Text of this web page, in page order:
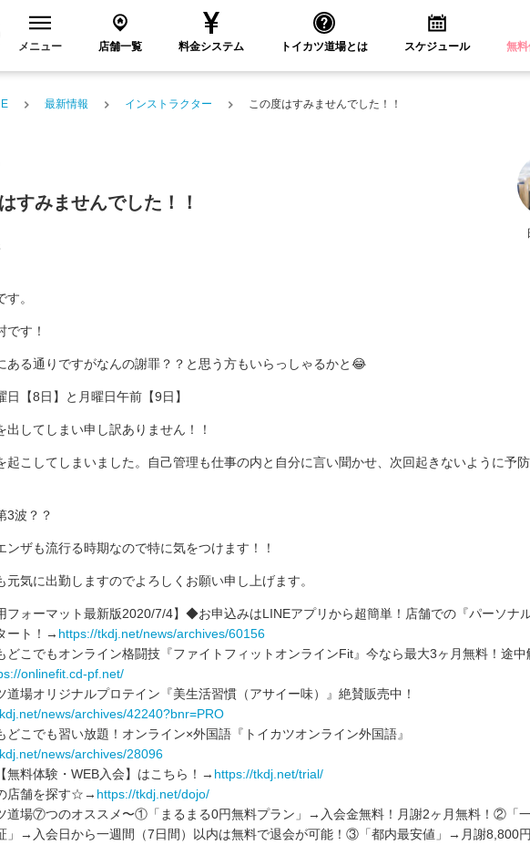
メニュー 店舗一覧 料金システム トイカツ道場とは スケジュール 無
最新情報 インストラクター この度はすみませんでした！！
すみませんでした！！
。
です！
ある通りですがなんの謝罪？？と思う方もいらっしゃるかと😂
日【8日】と月曜日午前【9日】
出してしまい申し訳ありません！！
起こしてしまいました。自己管理も仕事の内と自分に言い聞かせ、次回起きないように予防
3波？？
ンザも流行る時期なので特に気をつけます！！
元気に出勤しますのでよろしくお願い申し上げます。
フォーマット最新版2020/7/4】◆お申込みはLINEアプリから超簡単！店舗での『パーソナ
ート！→ https://tkdj.net/news/archives/60156
こでもオンライン格闘技‪『ファイトフィットオンラインFit』‬‪今なら‬最大3ヶ月無料！途中
onlinefit.cd-pf.net/
場オリジナルプロテイン『美生活習慣（アサイー味）』絶賛販売中！
news/archives/42240?bnr=PRO
こでも習い放題！オンライン×外国語『トイカツオンライン外国語』
news/archives/28096
料体験・WEB入会】はこちら！→ https://tkdj.net/trial/
店舗を探す☆→ https://tkdj.net/dojo/
道場⑦つのオススメ〜①「まるまる0円無料プラン」→入会金無料！月謝2ヶ月無料！②「
」→入会日から一週間（7日間）以内は無料で退会が可能！③「都内最安値」→月謝8,800